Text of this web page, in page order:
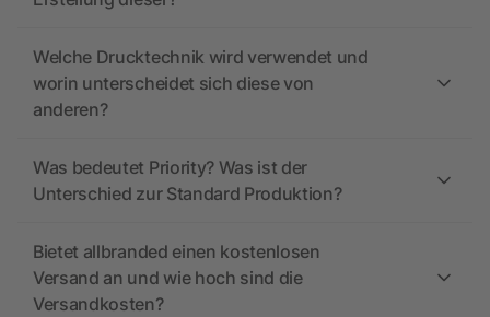
Welche Drucktechnik wird verwendet und
worin unterscheidet sich diese von
anderen?
Was bedeutet Priority? Was ist der
Unterschied zur Standard Produktion?
Bietet allbranded einen kostenlosen
Versand an und wie hoch sind die
Versandkosten?